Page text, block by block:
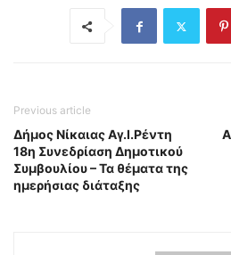
Previous article
Δήμος Νίκαιας Αγ.Ι.Ρέντη
18η Συνεδρίαση Δημοτικού
Συμβουλίου – Τα θέματα της
ημερήσιας διάταξης